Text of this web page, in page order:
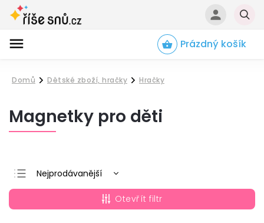
Prázdný košík
Domů
/
Dětské zboží, hračky
/
Hračky
Magnetky pro děti
Nejprodávanější
Nejlevnější
Nejdražší
Otevřít filtr